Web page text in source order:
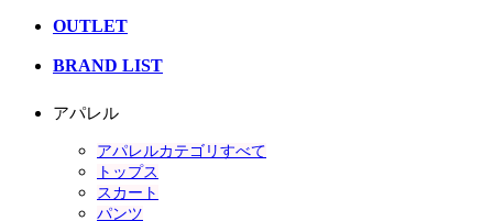
OUTLET
BRAND LIST
アパレル
アパレルカテゴリすべて
トップス
スカート
パンツ